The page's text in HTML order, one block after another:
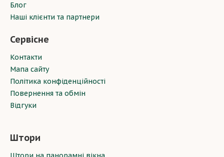
Блог
Наші клієнти та партнери
Сервісне
Контакти
Мапа сайту
Політика конфіденційності
Повернення та обмін
Відгуки
Штори